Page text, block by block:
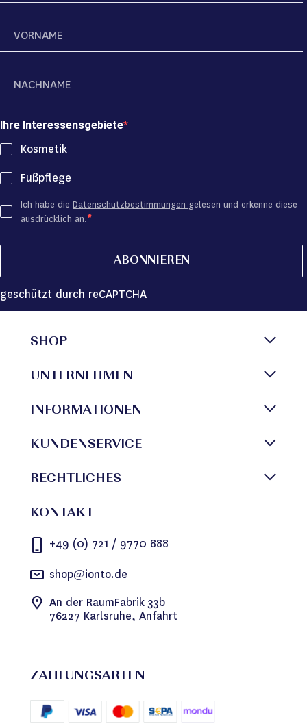
Ihre Interessensgebiete
Kosmetik
Fußpflege
Ich habe die Datenschutzbestimmungen gelesen und erkenne diese
ausdrücklich an.
ABONNIEREN
geschützt durch reCAPTCHA
SHOP
UNTERNEHMEN
INFORMATIONEN
KUNDENSERVICE
RECHTLICHES
KONTAKT
+49 (0) 721 / 9770 888
shop@ionto.de
An der RaumFabrik 33b
76227 Karlsruhe, Anfahrt
ZAHLUNGSARTEN